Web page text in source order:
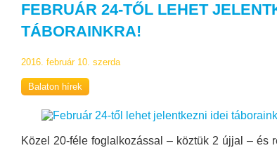
FEBRUÁR 24-TŐL LEHET
TÁBORAINKRA!
2016. február 10. szerda
Balaton hírek
Közel 20-féle foglalkozással – köztük 2 újjal – és